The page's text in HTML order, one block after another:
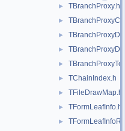
► TBranchProxy.h
►
►
►
►
► TChainIndex.h
► TFileDrawMap.h
► TFormLeafInfo.h
►